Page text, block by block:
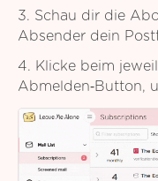
3. Schau dir die
Absender dein
4. Klicke beim
Abmelden‑Button,